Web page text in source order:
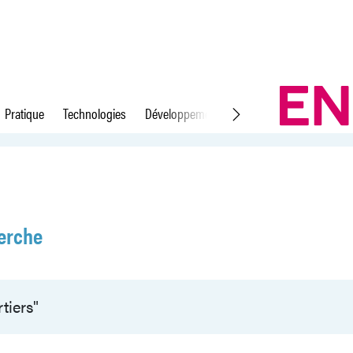
Pratique Technologies Développement durable Droit du travail